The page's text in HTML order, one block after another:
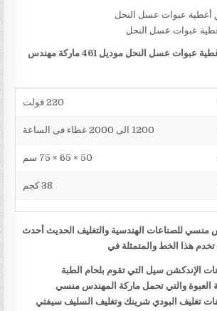
عبوات عسل النحل
مواصفات ماكينة غلق أغطية عبوات عسل النحل موديل 461 ماركة مهندس
220 فولت
1200 الى 2000 غطاء فى الساعة
50 × 65 × 75 سم
38 كجم
منسي للصناعات الهندسية والتغليف الحديث أحدث
تخدم هذا الخط والمتمثلة في
الإندكشن سيل التي تقوم بلحام الطبة
العبوة والتي تحمل ماركة المهندس منسي
تغليف البودي شرينك وتغليف السليف سيفتي